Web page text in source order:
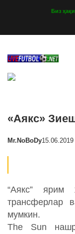
Биз
«Аякс»
Mr.NoBoDy
“Аякс” ярим
трансферлар
мумкин.
The Sun